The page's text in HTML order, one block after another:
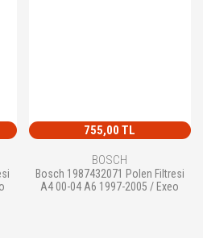
755,00 TL
BOSCH
Bosch 1987432071 Polen Filtresi
A4 00-04 A6 1997-2005 / Exeo